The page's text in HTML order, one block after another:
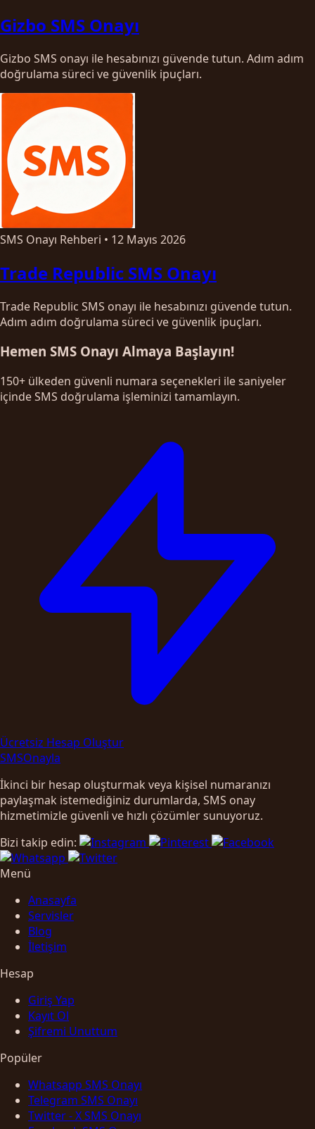
Gizbo SMS Onayı
Gizbo SMS onayı ile hesabınızı güvende tutun. Adım adım
doğrulama süreci ve güvenlik ipuçları.
SMS Onayı Rehberi • 12 Mayıs 2026
Trade Republic SMS Onayı
Trade Republic SMS onayı ile hesabınızı güvende tutun.
Adım adım doğrulama süreci ve güvenlik ipuçları.
Hemen SMS Onayı Almaya Başlayın!
150+ ülkeden güvenli numara seçenekleri ile saniyeler
içinde SMS doğrulama işleminizi tamamlayın.
Ücretsiz Hesap Oluştur
SMSOnayla
İkinci bir hesap oluşturmak veya kişisel numaranızı
paylaşmak istemediğiniz durumlarda, SMS onay
hizmetimizle güvenli ve hızlı çözümler sunuyoruz.
Bizi takip edin:
Menü
Anasayfa
Servisler
Blog
İletişim
Hesap
Giriş Yap
Kayıt Ol
Şifremi Unuttum
Popüler
Whatsapp SMS Onayı
Telegram SMS Onayı
Twitter - X SMS Onayı